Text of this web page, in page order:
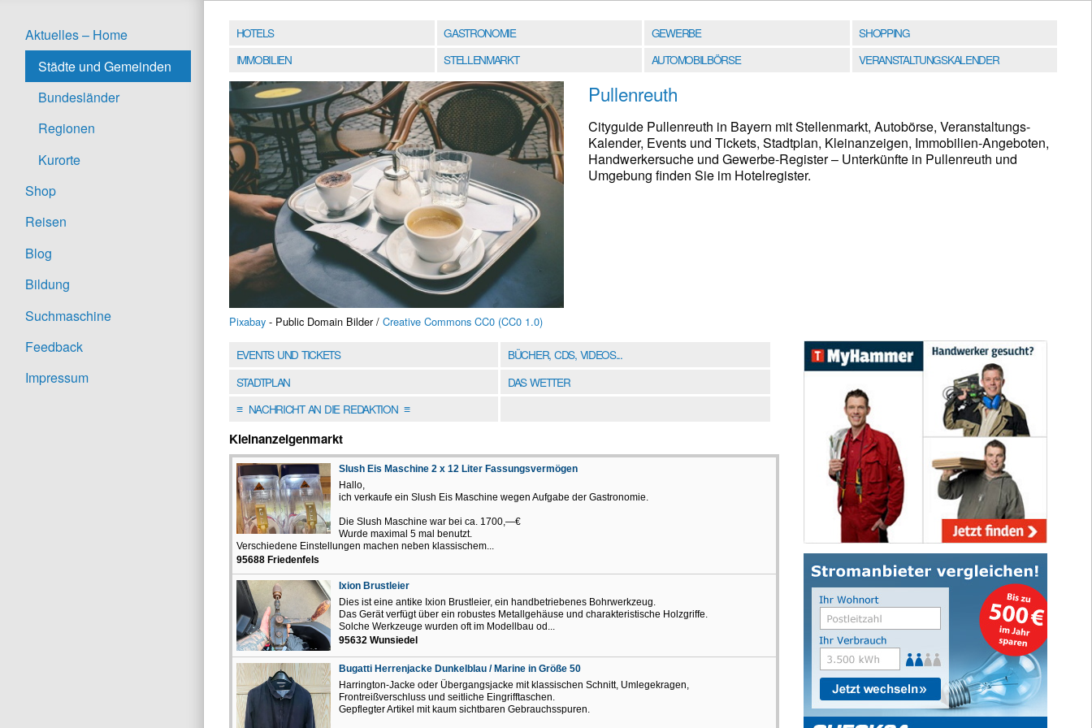
Aktuelles – Home
Städte und Gemeinden
Bundesländer
Regionen
Kurorte
Shop
Reisen
Blog
Bildung
Suchmaschine
Feedback
Impressum
HOTELS GASTRONOMIE GEWERBE
SHOPPING
IMMOBILIEN
STELLENMARKT AUTOMOBILBÖRSE VERANSTALTUNGSKALENDER
Pixabay - Public Domain Bilder / Creative Commons CC0 (CC0 1.0)
Pullenreuth
Cityguide Pullenreuth in Bayern mit Stellenmarkt, Autobörse, Veranstaltungs-
Kalender, Events und Tickets, Stadtplan, Kleinanzeigen, Immobilien-Angeboten,
Handwerkersuche und Gewerbe-Register – Unterkünfte in Pullenreuth und
Umgebung finden Sie im Hotelregister.
EVENTS UND TICKETS
BÜCHER, CDS, VIDEOS...
STADTPLAN
DAS WETTER
≡NACHRICHT AN DIE REDAKTION≡
Kleinanzeigenmarkt
Slush Eis Maschine 2 x 12 Liter Fassungsvermögen
Hallo,
ich verkaufe ein Slush Eis Maschine wegen Aufgabe der Gastronomie.
Die Slush Maschine war bei ca. 1700,—€
Wurde maximal 5 mal benutzt.
Verschiedene Einstellungen machen neben klassischem...
95688 Friedenfels
Ixion Brustleier
Dies ist eine antike Ixion Brustleier, ein handbetriebenes Bohrwerkzeug.
Das Gerät verfügt über ein robustes Metallgehäuse und charakteristische Holzgriffe.
Solche Werkzeuge wurden oft im Modellbau od...
95632 Wunsiedel
Bugatti Herrenjacke Dunkelblau / Marine in Größe 50
Harrington-Jacke oder Übergangsjacke mit klassischen Schnitt, Umlegekragen,
Frontreißverschluss und seitliche Eingrifftaschen.
Gepflegter Artikel mit kaum sichtbaren Gebrauchsspuren.